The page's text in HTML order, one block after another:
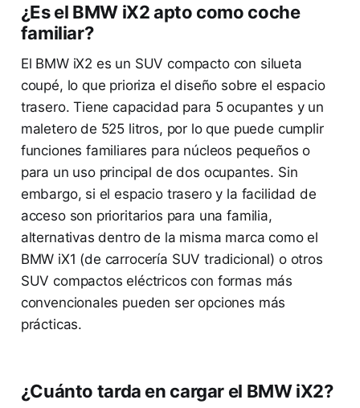
¿Es el BMW iX2 apto como coche
familiar?
El BMW iX2 es un SUV compacto con silueta
coupé, lo que prioriza el diseño sobre el espacio
trasero. Tiene capacidad para 5 ocupantes y un
maletero de 525 litros, por lo que puede cumplir
funciones familiares para núcleos pequeños o
para un uso principal de dos ocupantes. Sin
embargo, si el espacio trasero y la facilidad de
acceso son prioritarios para una familia,
alternativas dentro de la misma marca como el
BMW iX1 (de carrocería SUV tradicional) o otros
SUV compactos eléctricos con formas más
convencionales pueden ser opciones más
prácticas.
¿Cuánto tarda en cargar el BMW iX2?